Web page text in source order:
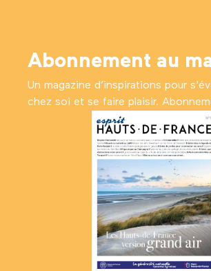
Abonnement au
Un magazine d’inspirations pour
chez soi et se faire plaisir.